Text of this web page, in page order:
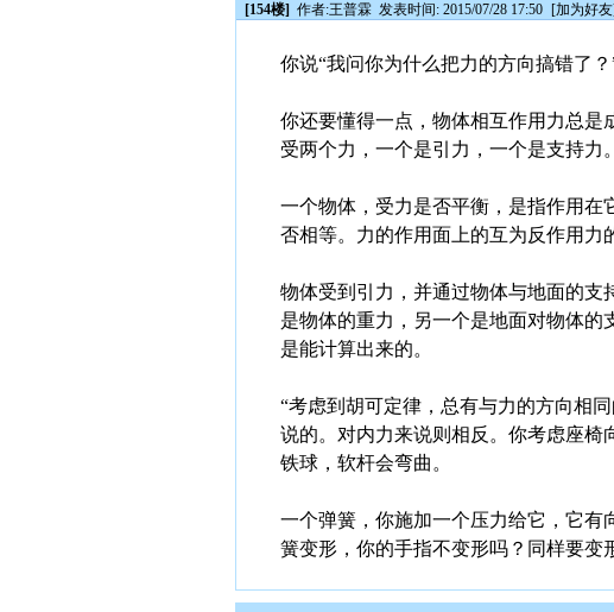
[154楼] 作者:王普霖 发表时间: 2015/07/28 17:50 [加为好友
你说“我问你为什么把力的方向搞错了？
你还要懂得一点，物体相互作用力总
受两个力，一个是引力，一个是支持力。
一个物体，受力是否平衡，是指作用在
否相等。力的作用面上的互为反作用力
物体受到引力，并通过物体与地面的
是物体的重力，另一个是地面对物体
是能计算出来的。
“考虑到胡可定律，总有与力的方向相
说的。对内力来说则相反。你考虑座
铁球，软杆会弯曲。
一个弹簧，你施加一个压力给它，它
簧变形，你的手指不变形吗？同样要变